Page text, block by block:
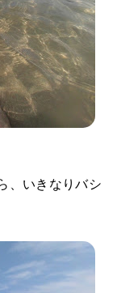
、いきなりバシ